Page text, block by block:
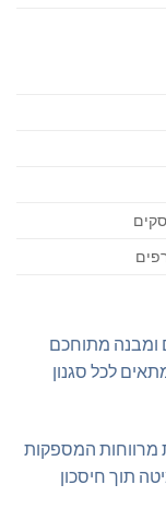
ומבנה מתוחכם
לכל סגנון
מרווחות המספקות
תוך חיסכון